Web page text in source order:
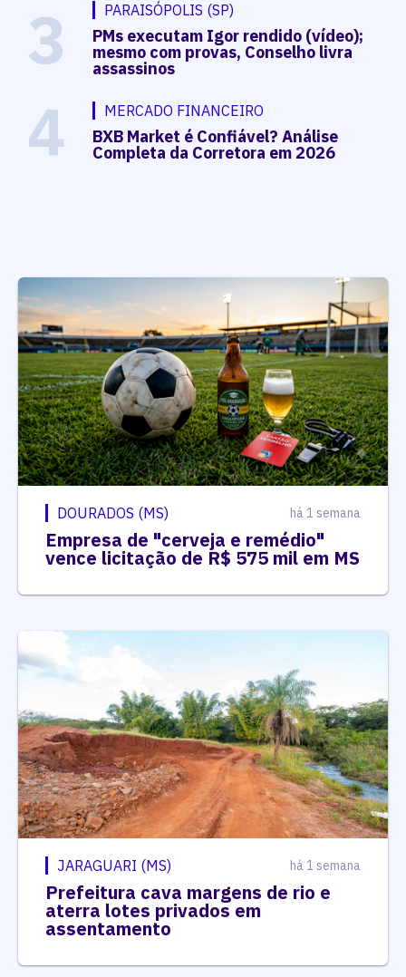
3 PARAISÓPOLIS (SP)
PMs executam Igor rendido (vídeo);
mesmo com provas, Conselho livra
assassinos
4 MERCADO FINANCEIRO
BXB Market é Confiável? Análise
Completa da Corretora em 2026
DOURADOS (MS) há 1 semana
Empresa de "cerveja e remédio"
vence licitação de R$ 575 mil em MS
JARAGUARI (MS) há 1 semana
Prefeitura cava margens de rio e
aterra lotes privados em
assentamento